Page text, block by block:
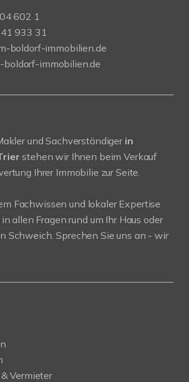
602 1
933 31
boldorf-immobilien.de
immobilien.de
und Sachverständigerin
stehen wir Ihnen beim Verkauf
Ihrer Immobilie zur Seite.
Fachwissen und lokaler Expertise
allen Fragen rund um Ihr Haus oder
Schweich. Sprechen Sie uns an - wir
Vermieter